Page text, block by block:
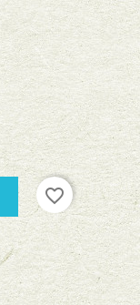
favorite_border